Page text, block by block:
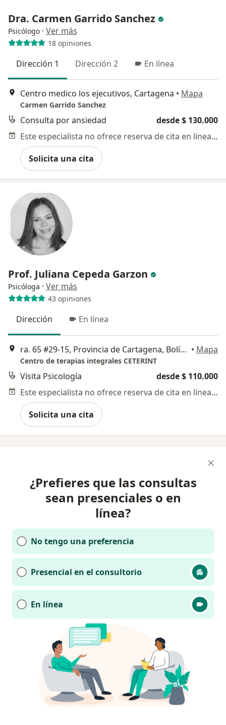
Dra. Carmen Garrido Sanchez
Psicólogo · Ver más
18 opiniones
Dirección 1 Dirección 2 En línea
Centro medico los ejecutivos, Cartagena • Mapa
Carmen Garrido Sanchez
Consulta por ansiedad
desde $ 130.000
Este especialista no ofrece reserva de cita en línea en esta dirección.
Solicita una cita
Prof. Juliana Cepeda Garzon
Psicóloga · Ver más
43 opiniones
Dirección En línea
ra. 65 #29-15, Provincia de Cartagena, Bolívar, Cartagena • Mapa
Centro de terapias integrales CETERINT
Visita Psicología
desde $ 110.000
Este especialista no ofrece reserva de cita en línea en esta dirección.
Solicita una cita
¿Prefieres que las consultas
sean presenciales o en
línea?
No tengo una preferencia
Presencial en el consultorio
En línea